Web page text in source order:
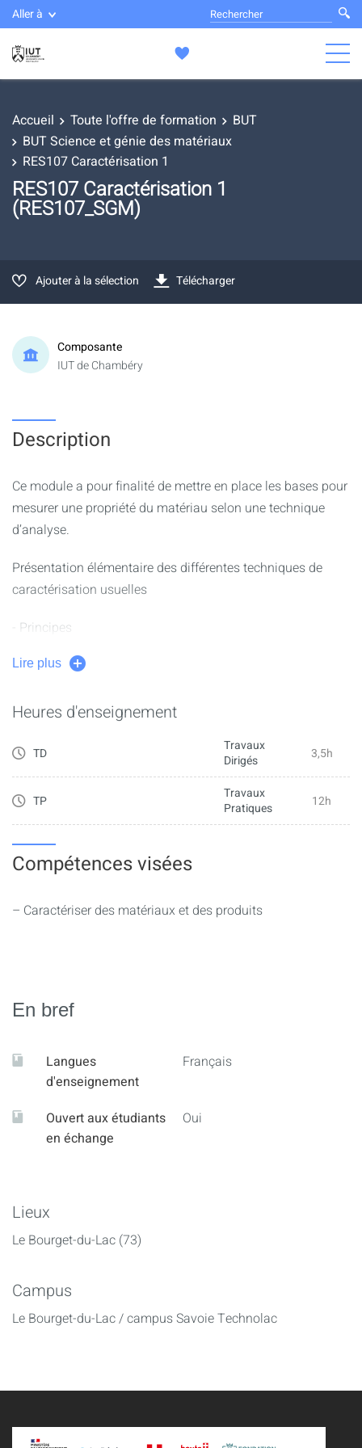
Aller à
Accueil Toute l'offre de formation
BUT
BUT Science et génie des matériaux
RES107 Caractérisation 1
RES107 Caractérisation 1
(RES107_SGM)
Ajouter à la sélection Télécharger
Composante
IUT de Chambéry
Description
Ce module a pour finalité de mettre en place les bases pour
mesurer une propriété du matériau selon une technique
d’analyse.
Présentation élémentaire des différentes techniques de
caractérisation usuelles
- Principes
- Propriétés mesurées
Préparer un échantillon
- Adapter selon la technique de caractérisation
- Suivre une norme ou un protocole
Interprétation des résultats sur des exemples types
- Comparaison avec l'existant
Lire plus
Heures d'enseignement
TD
Travaux
Dirigés
3,5h
TP
Travaux
Pratiques
12h
Compétences visées
– Caractériser des matériaux et des produits
En bref
Langues
d'enseignement
Français
Ouvert aux étudiants
en échange
Oui
Lieux
Le Bourget-du-Lac (73)
Campus
Le Bourget-du-Lac / campus Savoie Technolac